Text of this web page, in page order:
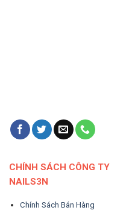
CHÍNH SÁCH CÔNG TY
NAILS3N
Chính Sách Bán Hàng